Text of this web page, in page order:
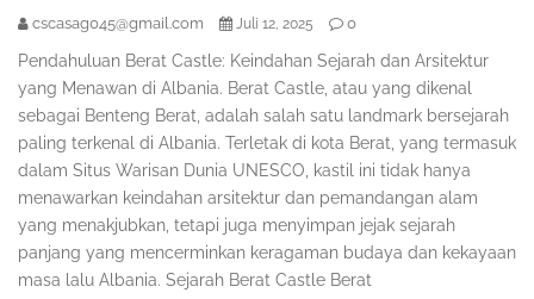
cscasag045@gmail.com Juli 12, 2025 0
Pendahuluan Berat Castle: Keindahan Sejarah dan Arsitektur
yang Menawan di Albania. Berat Castle, atau yang dikenal
sebagai Benteng Berat, adalah salah satu landmark bersejarah
paling terkenal di Albania. Terletak di kota Berat, yang termasuk
dalam Situs Warisan Dunia UNESCO, kastil ini tidak hanya
menawarkan keindahan arsitektur dan pemandangan alam
yang menakjubkan, tetapi juga menyimpan jejak sejarah
panjang yang mencerminkan keragaman budaya dan kekayaan
masa lalu Albania. Sejarah Berat Castle Berat